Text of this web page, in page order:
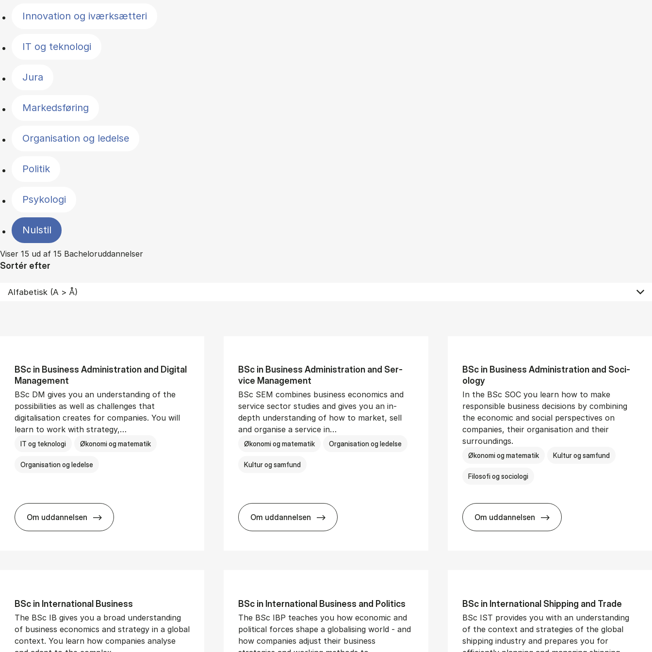
Innovation og iværksætteri
IT og teknologi
Jura
Markedsføring
Organisation og ledelse
Politik
Psykologi
Nulstil
Viser 15 ud af 15 Bacheloruddannelser
Sortér efter
BSc in Busi­ness Ad­min­is­tra­tion and Di­git­al
Man­age­ment
BSc DM gives you an understanding of the
possibilities as well as challenges that
digitalisation creates for companies. You will
learn to work with strategy,…
IT og teknologi Økonomi og matematik
Organisation og ledelse
Om uddannelsen
BSc in Busi­ness Ad­min­is­tra­tion and Di­git­al Man­age­ment
BSc in Busi­ness Ad­min­is­tra­tion and Ser­
vice Man­age­ment
BSc SEM combines business economics and
service sector studies and gives you an in-
depth understanding of how to market, sell
and organise a service in…
Økonomi og matematik Organisation og ledelse
Kultur og samfund
Om uddannelsen
BSc in Busi­ness Ad­min­is­tra­tion and Ser­vice Man­age­ment
BSc in Busi­ness Ad­min­is­tra­tion and So­ci­
ology
In the BSc SOC you learn how to make
responsible business decisions by combining
the economic and social perspectives on
companies, their organisation and their
surroundings.
Økonomi og matematik Kultur og samfund
Filosofi og sociologi
Om uddannelsen
BSc in Busi­ness Ad­min­is­tra­tion and
BSc in In­ter­na­tion­al Busi­ness
The BSc IB gives you a broad understanding
of business economics and strategy in a global
context. You learn how companies analyse
BSc in In­ter­na­tion­al Busi­ness and Polit­ics
The BSc IBP teaches you how economic and
political forces shape a globalising world - and
how companies adjust their business
BSc in In­ter­na­tion­al Ship­ping and Trade
BSc IST provides you with an understanding
of the context and strategies of the global
shipping industry and prepares you for